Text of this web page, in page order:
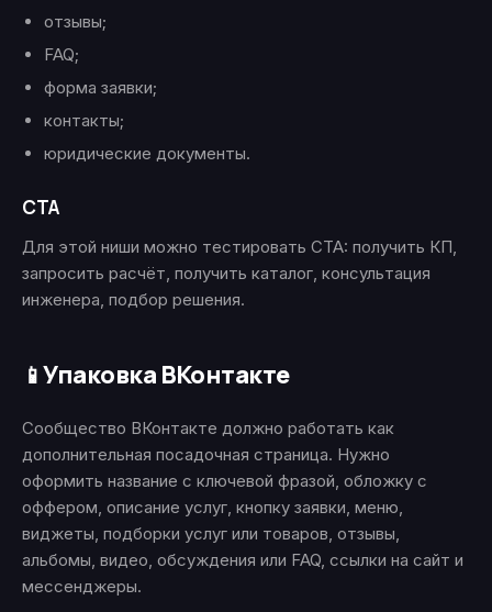
отзывы;
FAQ;
форма заявки;
контакты;
юридические документы.
CTA
Для этой ниши можно тестировать CTA: получить КП,
запросить расчёт, получить каталог, консультация
инженера, подбор решения.
📱Упаковка ВКонтакте
Сообщество ВКонтакте должно работать как
дополнительная посадочная страница. Нужно
оформить название с ключевой фразой, обложку с
оффером, описание услуг, кнопку заявки, меню,
виджеты, подборки услуг или товаров, отзывы,
альбомы, видео, обсуждения или FAQ, ссылки на сайт и
мессенджеры.